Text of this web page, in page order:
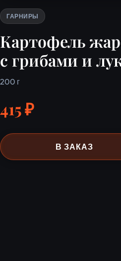
ГАРНИРЫ
Картофель
с грибами и
200 г
415 ₽
В ЗАКАЗ